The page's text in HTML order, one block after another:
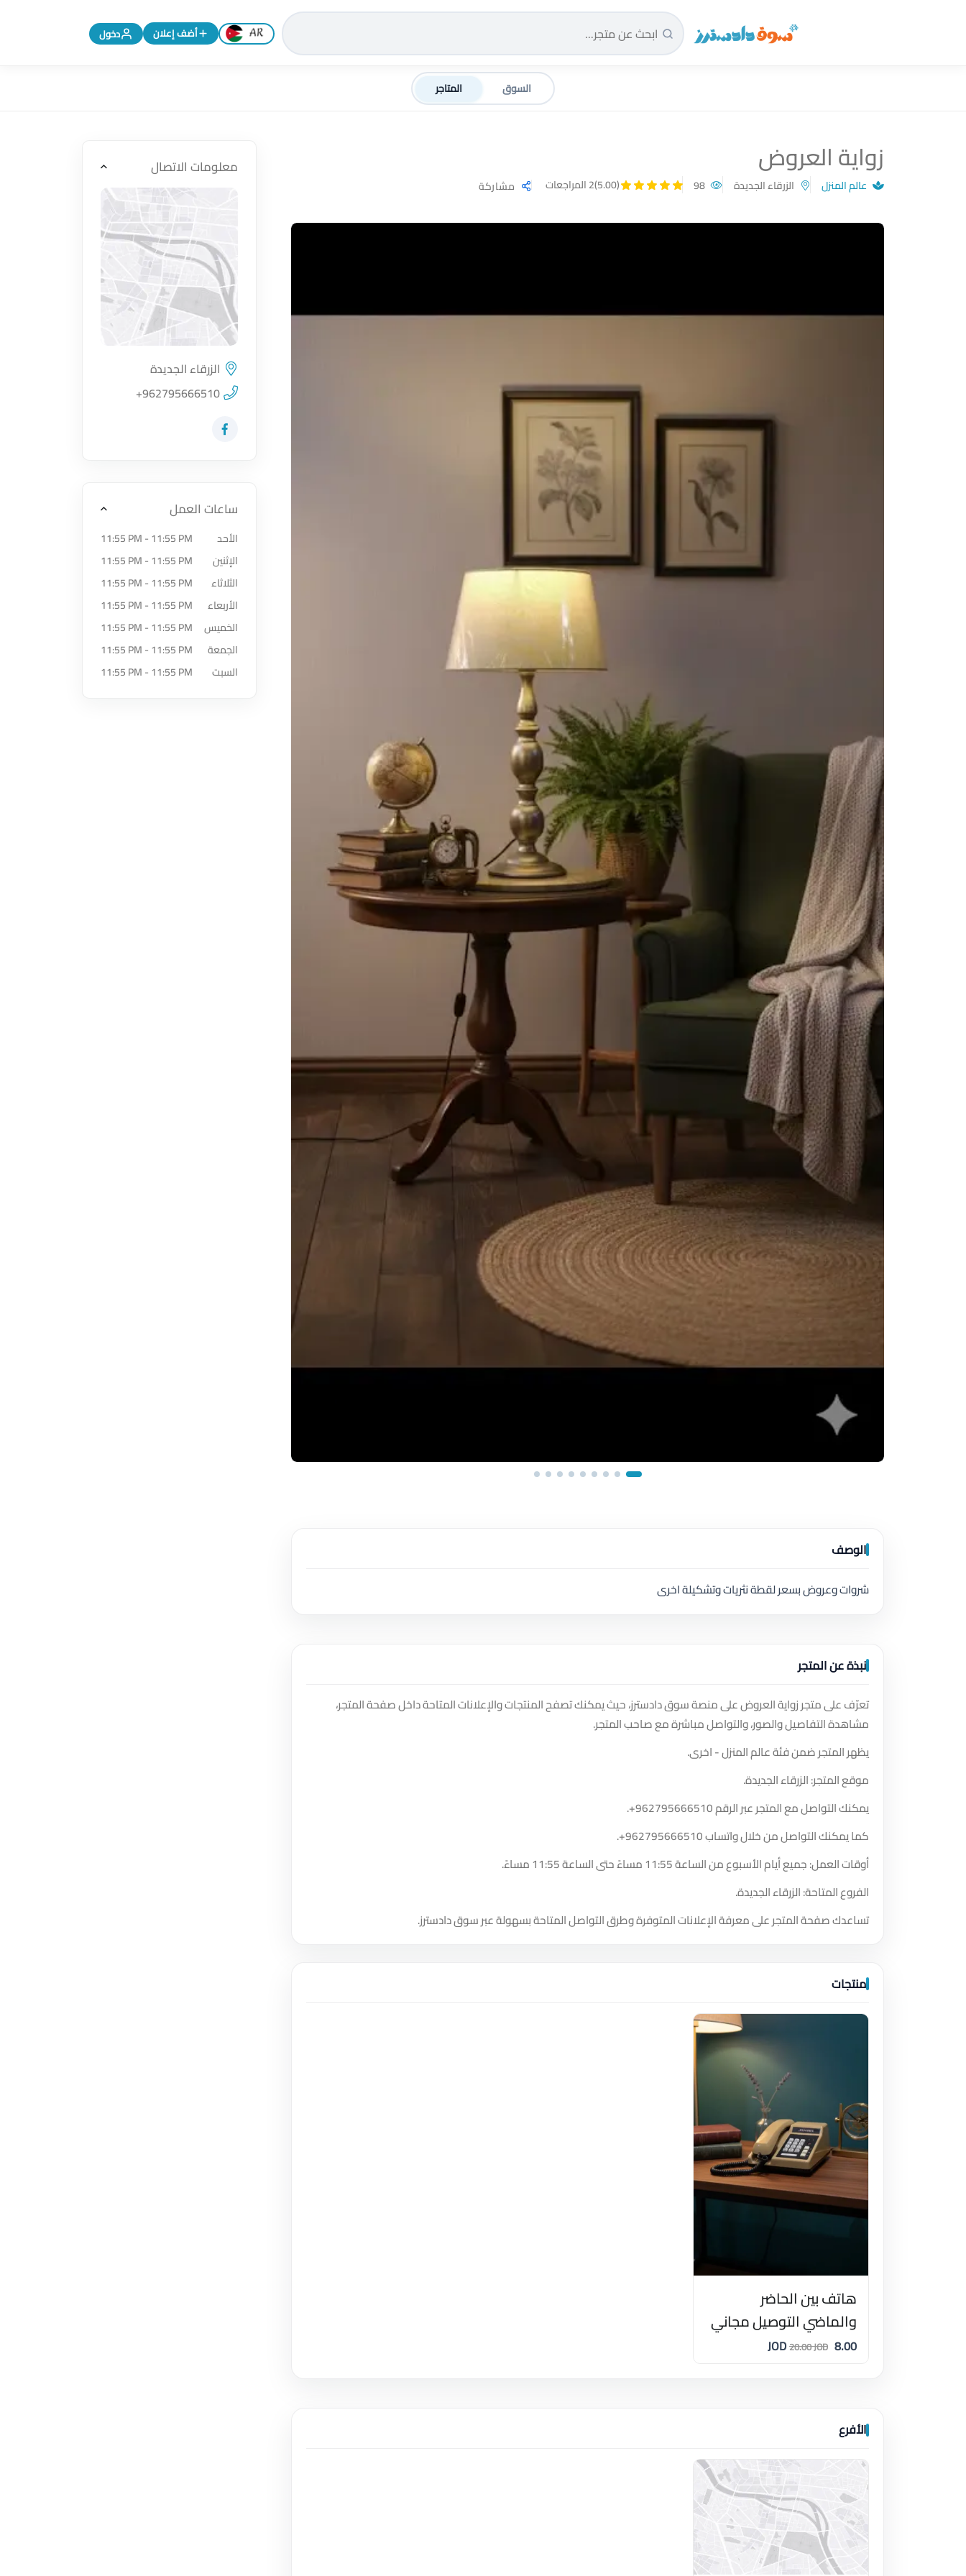
سوق دادسترز الرئيسية تغيير اللغة إلى الإنجليزية
أضف إعلان دخول
السوق المتاجر
زواية العروض
عالم المنزل الزرقاء الجديدة (5.00) 2 المراجعات مشاركة
الوصف
شروات وعروض بسعر لقطة نثريات وتشكيلة اخرى
نبذة عن المتجر
تعرّف على متجر زواية العروض على منصة سوق دادسترز، حيث يمكنك تصفح المنتجات والإعلانات المتاحة داخل صفحة المتجر،
مشاهدة التفاصيل والصور، والتواصل مباشرة مع صاحب المتجر.
يظهر المتجر ضمن فئة عالم المنزل - اخرى.
موقع المتجر: الزرقاء الجديدة.
يمكنك التواصل مع المتجر عبر الرقم+962795666510
.
كما يمكنك التواصل من خلال واتساب+962795666510
.
أوقات العمل: جميع أيام الأسبوع من الساعة 11:55 مساءً حتى الساعة 11:55 مساءً.
الفروع المتاحة: الزرقاء الجديدة.
تساعدك صفحة المتجر على معرفة الإعلانات المتوفرة وطرق التواصل المتاحة بسهولة عبر سوق دادسترز.
منتجات
هاتف بين الحاضر
والماضي التوصيل مجاني
8.00 JOD
20.00 JOD
الأفرع
معلومات الاتصال
اضغط لتحميل الموقع
الزرقاء الجديدة
+962795666510
زيارة حساب المتجر على Facebook-f
ساعات العمل
الأحد
11:55 PM - 11:55 PM
الإثنين
11:55 PM - 11:55 PM
الثلاثاء
11:55 PM - 11:55 PM
الأربعاء
11:55 PM - 11:55 PM
الخميس
11:55 PM - 11:55 PM
الجمعة
11:55 PM - 11:55 PM
السبت
11:55 PM - 11:55 PM